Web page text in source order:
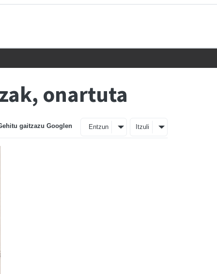
onartuta
gaitzazu Googlen Entzun Itzuli